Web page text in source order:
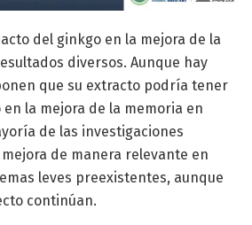
del ginkgo en la mejora de la
diversos. Aunque hay
que su extracto podría tener
la mejora de la memoria en
de las investigaciones
de manera relevante en
leves preexistentes, aunque
continúan.